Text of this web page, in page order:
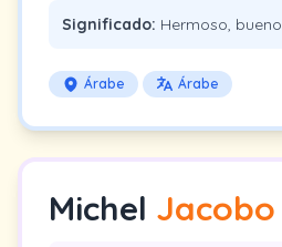
Significado: Hermoso, bueno
Árabe Árabe
Michel Jacobo